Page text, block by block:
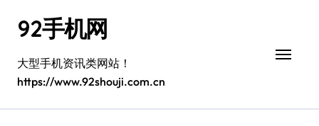
92手机网
大型手机资讯类网站！
https://www.92shouji.com.cn